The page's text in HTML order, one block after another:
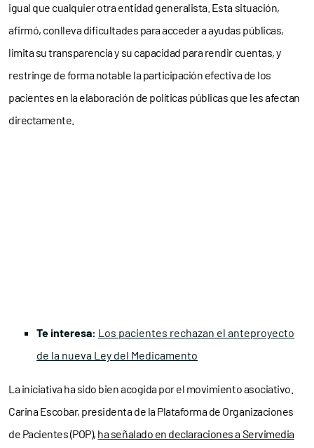
igual que cualquier otra entidad generalista. Esta situación,
afirmó, conlleva dificultades para acceder a ayudas públicas,
limita su transparencia y su capacidad para rendir cuentas, y
restringe de forma notable la participación efectiva de los
pacientes en la elaboración de políticas públicas que les afectan
directamente.
Te interesa: Los pacientes rechazan el anteproyecto
de la nueva Ley del Medicamento
La iniciativa ha sido bien acogida por el movimiento asociativo.
Carina Escobar, presidenta de la Plataforma de Organizaciones
de Pacientes (POP), ha señalado en declaraciones a Servimedia